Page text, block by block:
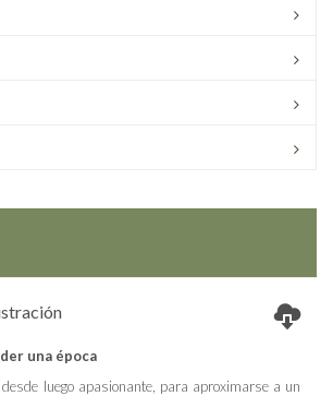
una época
luego apasionante, para aproximarse a un